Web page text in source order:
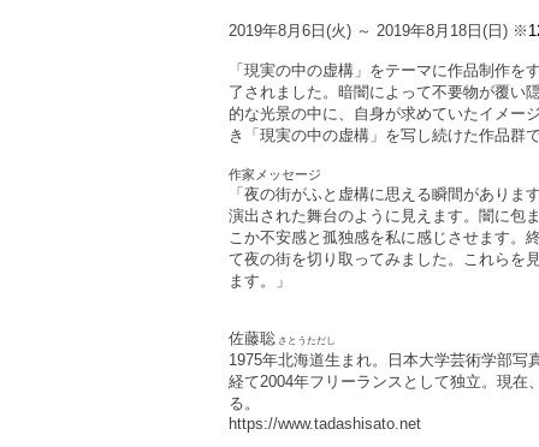
2019年8月6日(火) ～ 2019年8月18日(日) ※
「現実の中の虚構」をテーマに作品制作
了されました。暗闇によって不要物が覆い
的な光景の中に、自身が求めていたイメー
き「現実の中の虚構」を写し続けた作品群
作家メッセージ
「夜の街がふと虚構に思える瞬間があり
演出された舞台のように見えます。闇に包
こか不安感と孤独感を私に感じさせます。
て夜の街を切り取ってみました。これらを
ます。」
佐藤聡 さとうただし
1975年北海道生まれ。日本大学芸術学部
経て2004年フリーランスとして独立。現在
る。
https://www.tadashisato.net